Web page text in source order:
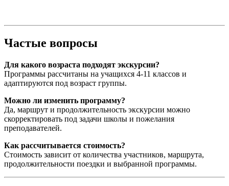
Частые вопросы
Для какого возраста подходят экскурсии?
Программы рассчитаны на учащихся 4-11 классов и
адаптируются под возраст группы.
Можно ли изменить программу?
Да, маршрут и продолжительность экскурсии можно
скорректировать под задачи школы и пожелания
преподавателей.
Как рассчитывается стоимость?
Стоимость зависит от количества участников, маршрута,
продолжительности поездки и выбранной программы.